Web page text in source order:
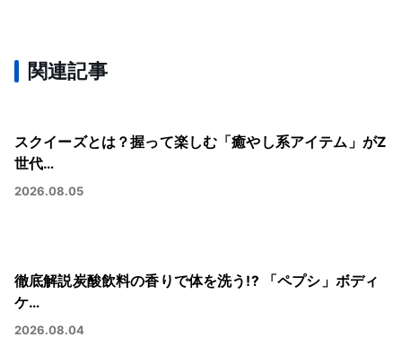
関連記事
スクイーズとは？握って楽しむ「癒やし系アイテム」がZ
世代…
2026.08.05
徹底解説炭酸飲料の香りで体を洗う!? 「ペプシ」ボディ
ケ…
2026.08.04